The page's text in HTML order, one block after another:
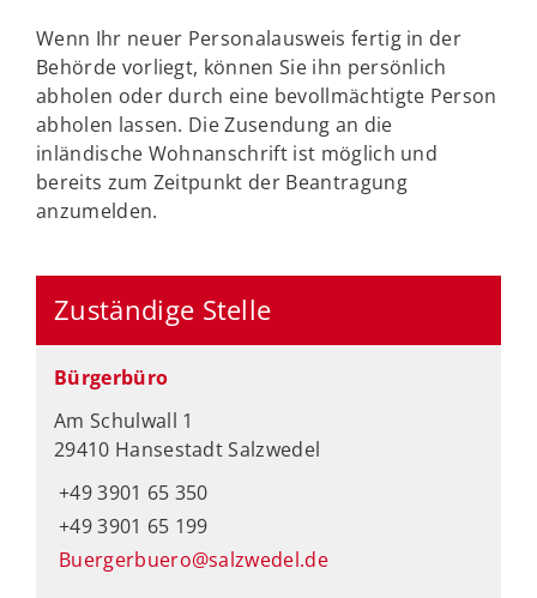
Wenn Ihr neuer Personalausweis fertig in der
Behörde vorliegt, können Sie ihn persönlich
abholen oder durch eine bevollmächtigte Person
abholen lassen. Die Zusendung an die
inländische Wohnanschrift ist möglich und
bereits zum Zeitpunkt der Beantragung
anzumelden.
Zuständige Stelle
Bürgerbüro
Am Schulwall 1
29410 Hansestadt Salzwedel
+49 3901 65 350
+49 3901 65 199
Buergerbuero@salzwedel.de